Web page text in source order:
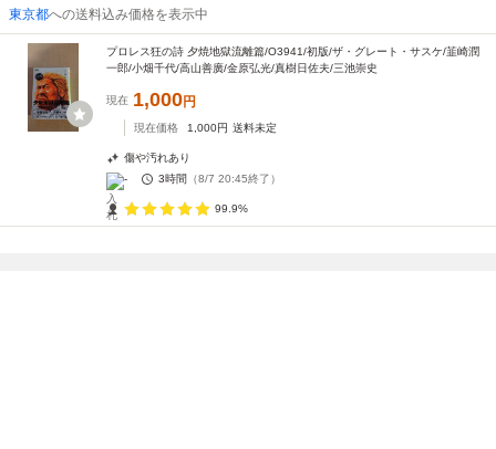
東京都への送料込み価格を表示中
プロレス狂の詩 夕焼地獄流離篇/O3941/初版/ザ・グレート・サスケ/韮崎潤
一郎/小畑千代/高山善廣/金原弘光/真樹日佐夫/三池崇史
現在 1,000円
現在価格 1,000円 送料未定
傷や汚れあり
-
3時間 （8/7 20:45終了）
99.9%